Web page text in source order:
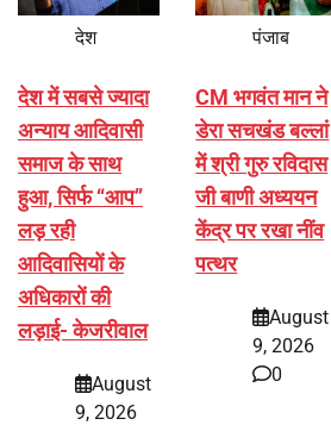
देश
देश में सबसे ज्यादा
अन्याय आदिवासी
समाज के साथ
हुआ, सिर्फ ‘‘आप’’
लड़ रही
आदिवासियों के
अधिकारों की
लड़ाई- केजरीवाल
August
9, 2026
पंजाब
CM भगवंत मान ने
डेरा सचखंड बल्लां
में श्री गुरु रविदास
जी बाणी अध्ययन
केंद्र पर रखा नींव
पत्थर
August
9, 2026
0